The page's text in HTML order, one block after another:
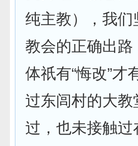
纯主教），我
教会的正确出
体祇有“悔改”才
过东闾村的大
过，也未接触